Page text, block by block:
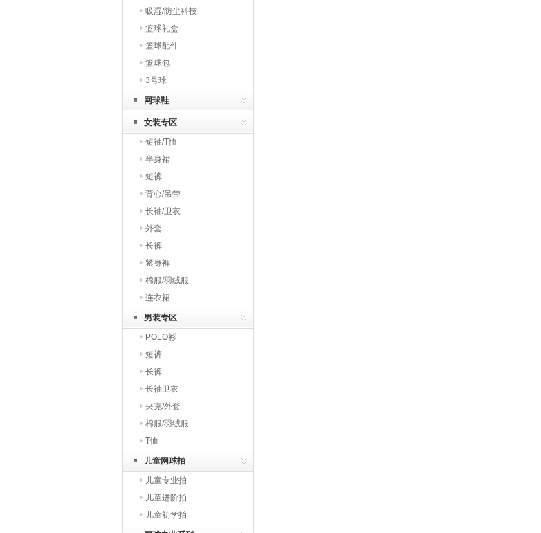
吸湿/防尘科技
篮球礼盒
篮球配件
篮球包
3号球
网球鞋
女装专区
短袖/T恤
半身裙
短裤
背心/吊带
长袖/卫衣
外套
长裤
紧身裤
棉服/羽绒服
连衣裙
男装专区
POLO衫
短裤
长裤
长袖卫衣
夹克/外套
棉服/羽绒服
T恤
儿童网球拍
儿童专业拍
儿童进阶拍
儿童初学拍